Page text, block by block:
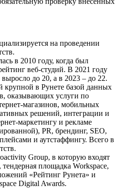
на проведении
в 2010 году, когда был
веб-студий. В 2021 году
до 20, а в 2023 – до 22.
крупной в Рунете базой данных
оказывающих услуги по
магазинов, мобильных
решений, интеграции и
маркетингу и рекламе
PR, брендинг, SEO,
и аутстаффингу. Всего в
Group, в которую входят
площадка Workspace,
«Рейтинг Рунета» и
Digital Awards.